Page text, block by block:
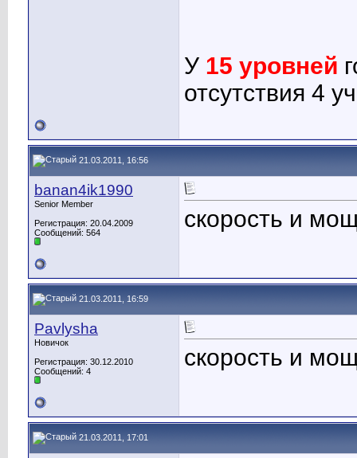
У 15 уровней
отсутствия 4
21.03.2011, 16:56
banan4ik1990
Senior Member
Регистрация: 20.04.2009
Сообщений: 564
скорость и
21.03.2011, 16:59
Pavlysha
Новичок
Регистрация: 30.12.2010
Сообщений: 4
скорость и
21.03.2011, 17:01